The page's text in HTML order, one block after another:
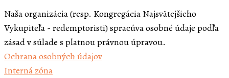
Naša organizácia (resp. Kongregácia Najsvätejšieho
Vykupiteľa - redemptoristi) spracúva osobné údaje podľa
zásad v súlade s platnou právnou úpravou.
Ochrana osobných údajov
Interná zóna